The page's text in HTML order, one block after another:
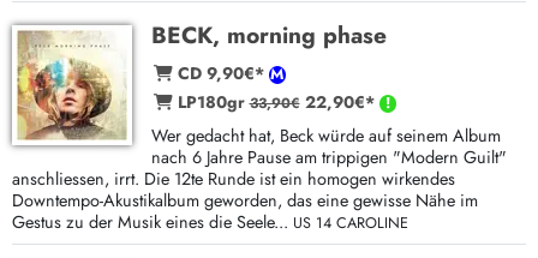
BECK, morning phase
CD 9,90€*
LP180gr33,90€22,90€*
Wer gedacht hat, Beck würde auf seinem Album
nach 6 Jahre Pause am trippigen "Modern Guilt"
anschliessen, irrt. Die 12te Runde ist ein homogen wirkendes
Downtempo-Akustikalbum geworden, das eine gewisse Nähe im
Gestus zu der Musik eines die Seele... US 14 CAROLINE